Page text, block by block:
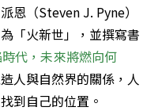
恩（Steven J. Pyne）
「火新世」，並撰寫書
代，未來將燃向何
人與自然界的關係，人
到自己的位置。